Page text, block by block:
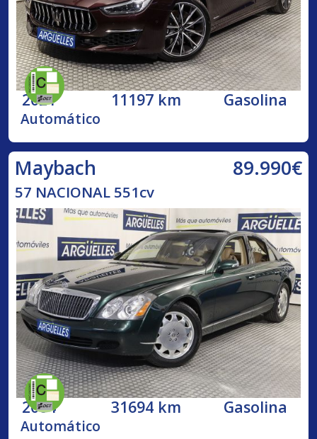
2021 11197 km Gasolina
Automático
Maybach 89.990€
57 NACIONAL 551cv
2004 31694 km Gasolina
Automático